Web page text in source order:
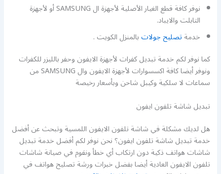
نوفر كافة قطع الغيار الأصلية لأجهزة ال SAMSUNG أو لأجهزة
التابلت والايباد.
خدمةتصليح جولاتبالمنزل الكويت .
كما نوفر لكم خدمة تبديل كفرات لأجهزة الايفون وحفر بالليزر للكفرات
ونوفر أيضا كافة اكسسوارات لأجهزة الايفون وال SAMSUNG من
سماعات لا سلكية وكيبل شاحن وبأسعار رخيصة
تبديل شاشة تلفون ايفون
هل لديك مشكلة في شاشة تلفون الايفون اللمسية وتبحث عن أفضل
خدمة تبديل شاشة تلفون ايفون؟ نحن نوفر لكم أفضل خدمة تبديل
شاشات هواتف ذكية دون ارتكاب أي خطأ ونقوم في صيانة شاشات
تلفون الايفون العادية أيضا بفضل خبرات ورشة تصليح هواتف في